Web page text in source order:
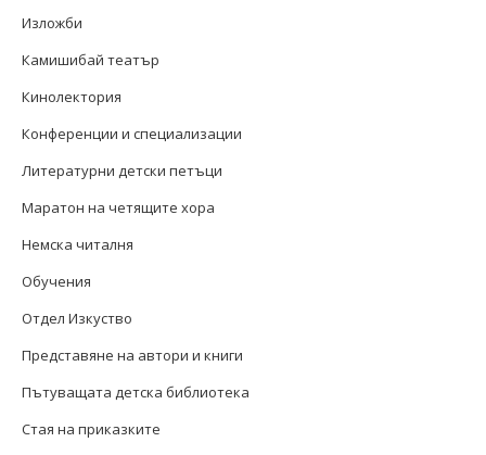
Изложби
Камишибай театър
Кинолектория
Конференции и специализации
Литературни детски петъци
Маратон на четящите хора
Немска читалня
Обучения
Отдел Изкуство
Представяне на автори и книги
Пътуващата детска библиотека
Стая на приказките